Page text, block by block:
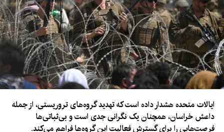
ایالات متحده هشدار داده است که تهدید گروه‌های تروریستی، از جمله
داعش خراسان، همچنان یک نگرانی جدی است و بی‌ثباتی‌ها
فرصت‌هایی را برای گسترش فعالیت این گروه‌ها فراهم می‌کند.